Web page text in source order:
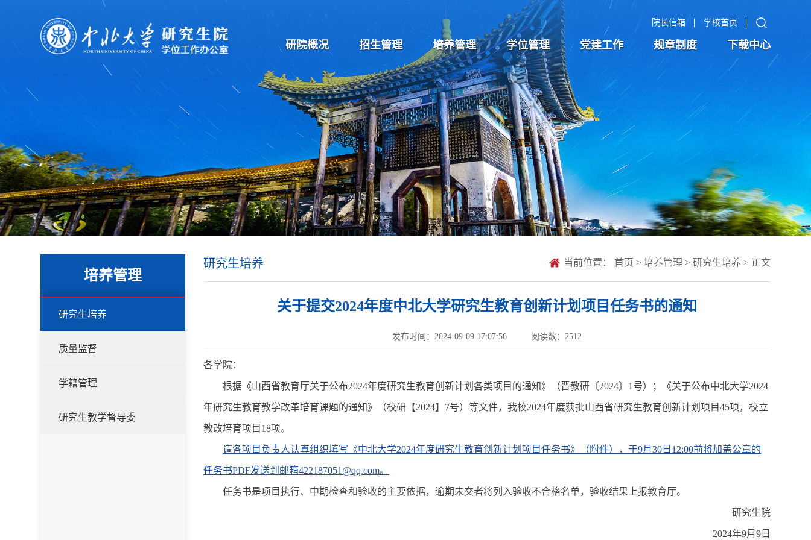
院长信箱 学校首页
研院概况 招生管理 培养管理 学位管理 党建工作 规章制度 下载中心
培养管理
研究生培养
质量监督
学籍管理
研究生教学督导委
研究生培养 当前位置： 首页 > 培养管理 > 研究生培养 > 正文
关于提交2024年度中北大学研究生教育创新计划项目任务书的通知
发布时间：2024-09-09 17:07:56 阅读数： 2512
各学院：
根据《山西省教育厅关于公布2024年度研究生教育创新计划各类项目的通知》（晋教研〔2024〕1号）；《关于公布中北大学2024
年研究生教育教学改革培育课题的通知》（校研【2024】7号）等文件，我校2024年度获批山西省研究生教育创新计划项目45项，校立
教改培育项目18项。
请各项目负责人认真组织填写《中北大学2024年度研究生教育创新计划项目任务书》（附件），于9月30日12:00前将加盖公章的
任务书PDF发送到邮箱422187051@qq.com。
任务书是项目执行、中期检查和验收的主要依据，逾期未交者将列入验收不合格名单，验收结果上报教育厅。
研究生院
2024年9月9日